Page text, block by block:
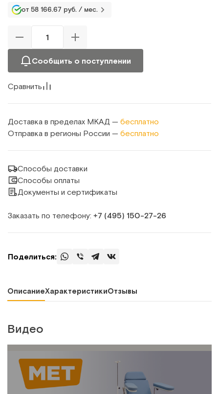
от 58 166.67 руб. / мес.
Сообщить о поступлении
Сравнить
Доставка в пределах МКАД — бесплатно
Отправка в регионы России — бесплатно
Способы доставки
Способы оплаты
Документы и сертификаты
Заказать по телефону: +7 (495) 150‑27‑26
Поделиться:
ОписаниеХарактеристикиОтзывы
Видео